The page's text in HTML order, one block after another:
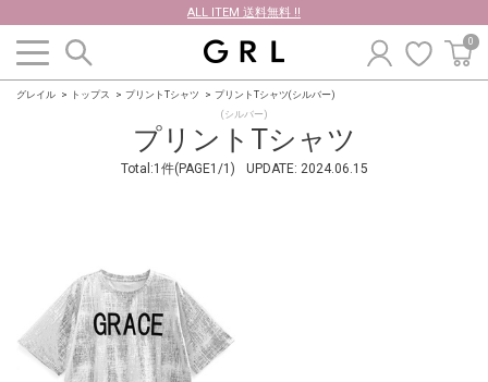
ALL ITEM 送料無料 !!
0
グレイル トップス プリントTシャツ プリントTシャツ(シルバー)
プリントTシャツ
(シルバー)
Total:1件(PAGE1/1) UPDATE: 2024.06.15